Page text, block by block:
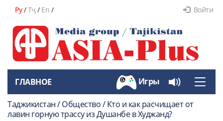
Ру/Тҷ/ En / Войти
Toggle
ГЛАВНОЕ Игры
Таджикистан / Общество / Кто и как расчищает от
лавин горную трассу из Душанбе в Худжанд?